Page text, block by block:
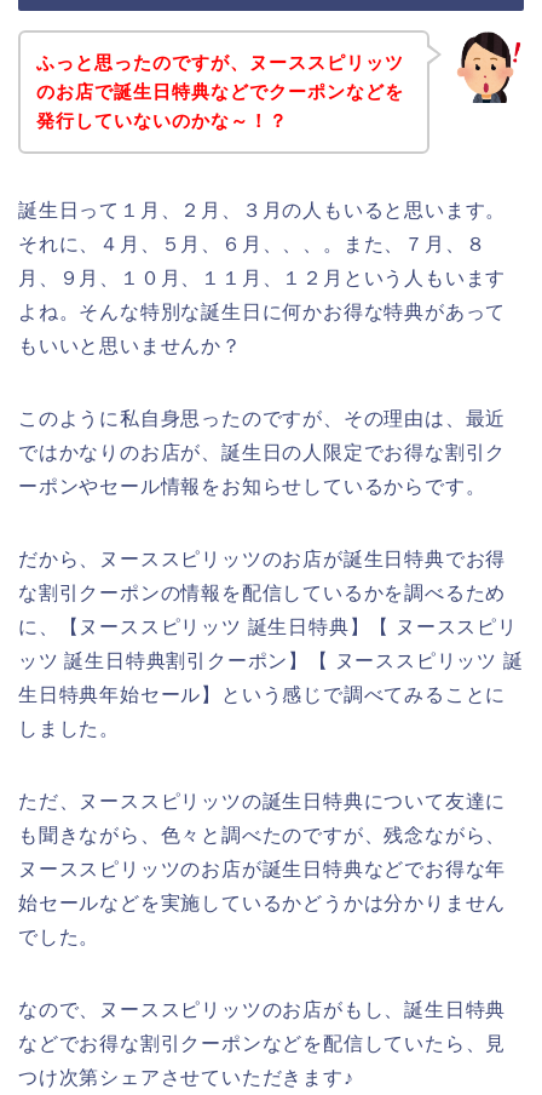
ふっと思ったのですが、ヌーススピリッツ
のお店で誕生日特典などでクーポンなどを
発行していないのかな～！？
誕生日って１月、２月、３月の人もいると思います。
それに、４月、５月、６月、、、。また、７月、８
月、９月、１０月、１１月、１２月という人もいます
よね。そんな特別な誕生日に何かお得な特典があって
もいいと思いませんか？
このように私自身思ったのですが、その理由は、最近
ではかなりのお店が、誕生日の人限定でお得な割引ク
ーポンやセール情報をお知らせしているからです。
だから、ヌーススピリッツのお店が誕生日特典でお得
な割引クーポンの情報を配信しているかを調べるため
に、【ヌーススピリッツ 誕生日特典】【 ヌーススピリ
ッツ 誕生日特典割引クーポン】【 ヌーススピリッツ 誕
生日特典年始セール】という感じで調べてみることに
しました。
ただ、ヌーススピリッツの誕生日特典について友達に
も聞きながら、色々と調べたのですが、残念ながら、
ヌーススピリッツのお店が誕生日特典などでお得な年
始セールなどを実施しているかどうかは分かりません
でした。
なので、ヌーススピリッツのお店がもし、誕生日特典
などでお得な割引クーポンなどを配信していたら、見
つけ次第シェアさせていただきます♪